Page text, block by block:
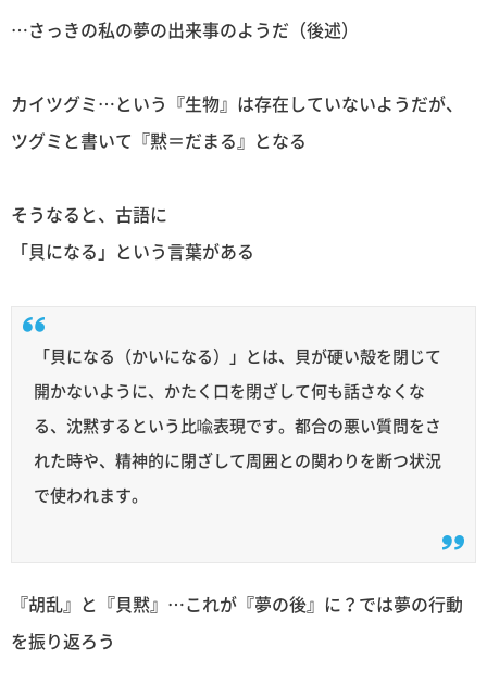
…さっきの私の夢の出来事のようだ（後述）
カイツグミ…という『生物』は存在していないようだが、
ツグミと書いて『黙＝だまる』となる
そうなると、古語に
「貝になる」という言葉がある
「貝になる（かいになる）」とは、貝が硬い殻を閉じて
開かないように、かたく口を閉ざして何も話さなくな
る、沈黙するという比喩表現です。都合の悪い質問をさ
れた時や、精神的に閉ざして周囲との関わりを断つ状況
で使われます。
『胡乱』と『貝黙』…これが『夢の後』に？では夢の行動
を振り返ろう